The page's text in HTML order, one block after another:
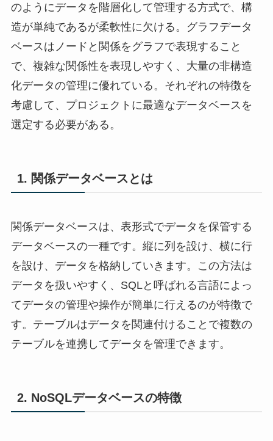
のようにデータを階層化して管理する方式で、構
造が単純であるが柔軟性に欠ける。グラフデータ
ベースはノードと関係をグラフで表現すること
で、複雑な関係性を表現しやすく、大量の非構造
化データの管理に優れている。それぞれの特徴を
考慮して、プロジェクトに最適なデータベースを
選定する必要がある。
1. 関係データベースとは
関係データベースは、表形式でデータを保管する
データベースの一種です。縦に列を設け、横に行
を設け、データを格納していきます。この方法は
データを扱いやすく、SQLと呼ばれる言語によっ
てデータの管理や操作が簡単に行えるのが特徴で
す。テーブルはデータを関連付けることで複数の
テーブルを連携してデータを管理できます。
2. NoSQLデータベースの特徴